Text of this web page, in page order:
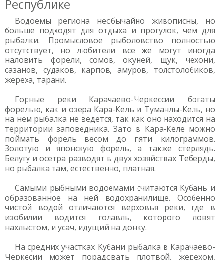
Республике
Водоемы региона необычайно живописны, но
больше подходят для отдыха и прогулок, чем для
рыбалки. Промысловое рыболовство полностью
отсутствует, но любители все же могут иногда
наловить форели, сомов, окуней, щук, чехони,
сазанов, судаков, карпов, амуров, толстолобиков,
жереха, тарани.
Горные реки Карачаево-Черкессии богаты
форелью, как и озера Кара-Кель и Туманлы-Кель, но
на нем рыбалка не ведется, так как оно находится на
территории заповедника. Зато в Кара-Келе можно
поймать форель весом до пяти килограммов.
Золотую и японскую форель, а также стерлядь.
Белугу и осетра разводят в двух хозяйствах Теберды,
но рыбалка там, естественно, платная.
Самыми рыбными водоемами считаются Кубань и
образованное на ней водохранилище. Особенно
чистой водой отличаются верховья реки, где в
изобилии водится голавль, которого ловят
нахлыстом, и усач, идущий на донку.
На средних участках Кубани рыбалка в Карачаево-
Черкесии может порадовать плотвой, жерехом,